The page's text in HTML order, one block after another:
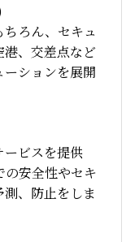
ちろん、セキュ
港、交差点など
ションを展開
ビスを提供
の安全性やセキ
、防止をしま